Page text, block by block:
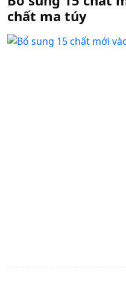
chất ma túy